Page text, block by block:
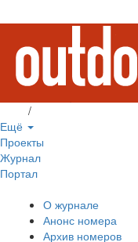
/
Ещё
Проекты
Журнал
Портал
О журнале
Анонс номера
Архив номеров